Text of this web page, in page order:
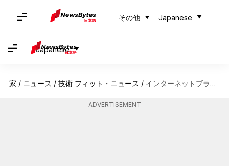
その他 Japanese
Japanese
家 / ニュース / 技術 フィット・ニュース / インターネットブラウザ設定を最適化してページ読み込みを速くする方法
ADVERTISEMENT